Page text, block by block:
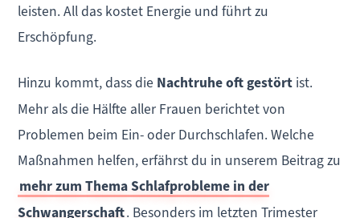
leisten. All das kostet Energie und führt zu
Erschöpfung.
Hinzu kommt, dass die Nachtruhe oft gestört ist.
Mehr als die Hälfte aller Frauen berichtet von
Problemen beim Ein- oder Durchschlafen. Welche
Maßnahmen helfen, erfährst du in unserem Beitrag zu
mehr zum Thema Schlafprobleme in der
Schwangerschaft. Besonders im letzten Trimester